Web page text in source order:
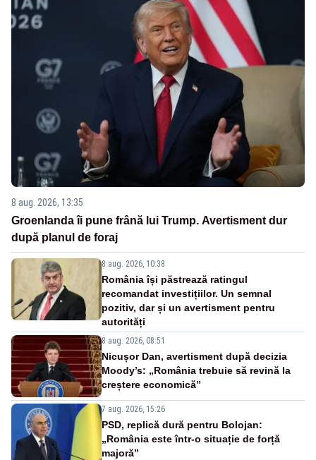
8 aug. 2026, 13:35
Groenlanda îi pune frână lui Trump. Avertisment dur
după planul de foraj
8 aug. 2026, 10:38
România își păstrează ratingul
recomandat investițiilor. Un semnal
pozitiv, dar și un avertisment pentru
autorități
8 aug. 2026, 08:51
Nicușor Dan, avertisment după decizia
Moody’s: „România trebuie să revină la
creștere economică”
7 aug. 2026, 15:26
PSD, replică dură pentru Bolojan:
„România este într-o situație de forță
majoră”